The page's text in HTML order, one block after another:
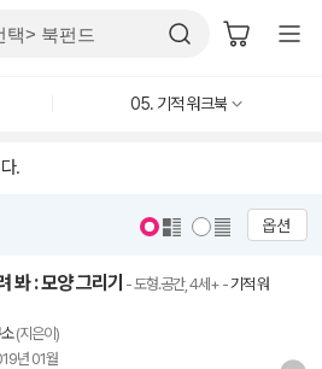
05. 기적 워크북
.
옵션
봐 : 모양 그리기 - 도형.공간, 4세+ -기적 워
(지은이)
년 01월